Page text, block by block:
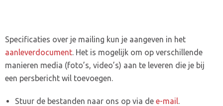
Specificaties over je mailing kun je aangeven in het
aanleverdocument. Het is mogelijk om op verschillende
manieren media (foto’s, video’s) aan te leveren die je bij
een persbericht wil toevoegen.
Stuur de bestanden naar ons op via de e-mail.